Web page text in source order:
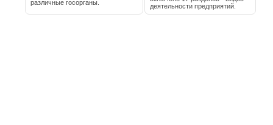
различные госорганы.
деятельности предприятий.